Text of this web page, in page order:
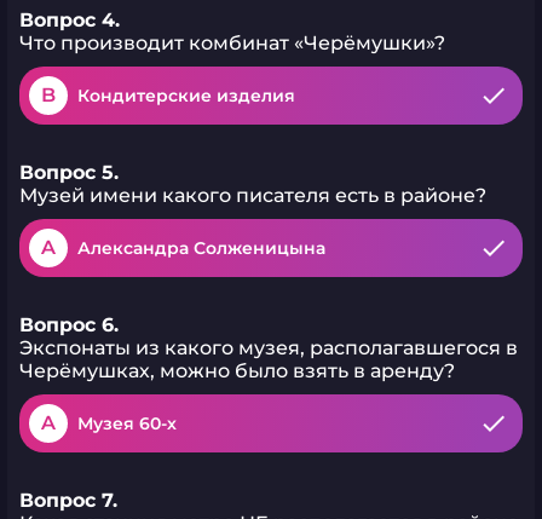
Вопрос 4.
Что производит комбинат «Черёмушки»?
B Кондитерские изделия
Вопрос 5.
Музей имени какого писателя есть в районе?
A Александра Солженицына
Вопрос 6.
Экспонаты из какого музея, располагавшегося в
Черёмушках, можно было взять в аренду?
A Музея 60-х
Вопрос 7.